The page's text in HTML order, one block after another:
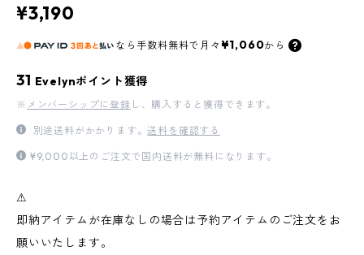
¥3,190
なら 手数料無料で 月々 ¥1,060から
31 Evelynポイント獲得
※ メンバーシップに登録 し、購入すると獲得できます。
別途送料がかかります。送料を確認する
¥9,000以上のご注文で国内送料が無料になります。
⚠︎
即納アイテムが在庫なしの場合は予約アイテムのご注文をお
願いいたします。